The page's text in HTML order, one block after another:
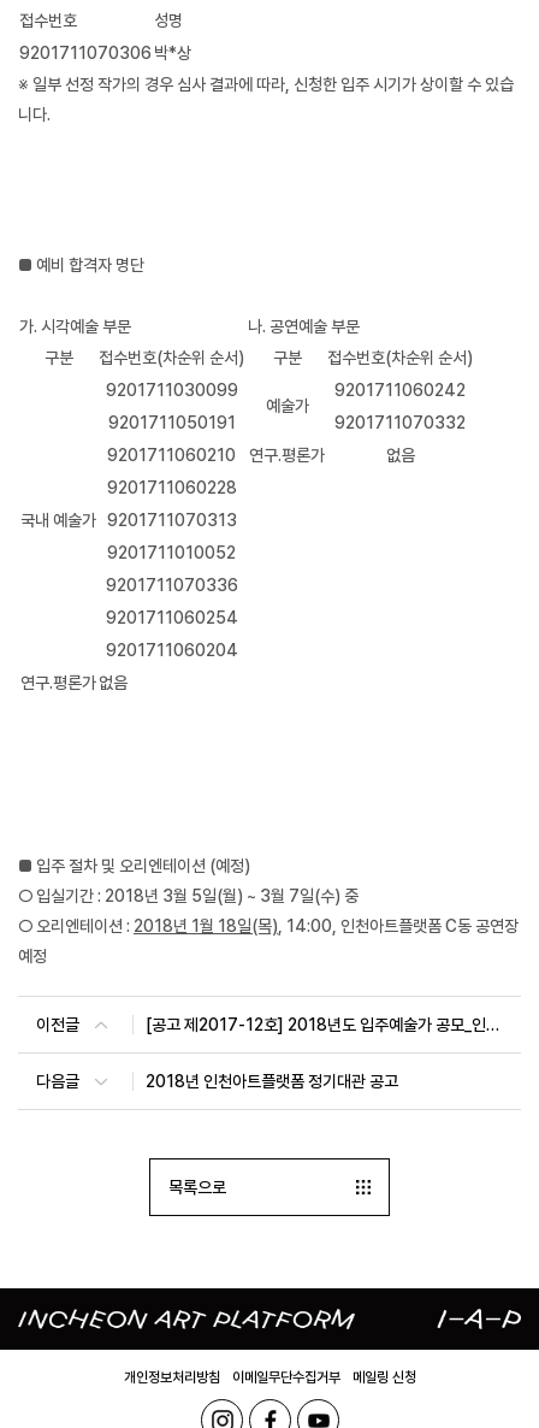
접수번호
성명
9201711070306 박*상
※ 일부 선정 작가의 경우 심사 결과에 따라, 신청한 입주 시기가 상이할 수 있습
니다.
■ 예비 합격자 명단
가. 시각예술 부문
구분
접수번호(차순위 순서)
국내 예술가
9201711030099
9201711050191
9201711060210
9201711060228
9201711070313
9201711010052
9201711070336
9201711060254
9201711060204
연구․평론가없음
나. 공연예술 부문
구분
접수번호(차순위 순서)
예술가
9201711060242
9201711070332
연구․평론가
없음
■ 입주 절차 및 오리엔테이션 (예정)
○ 입실기간 : 2018년 3월 5일(월) ~ 3월 7일(수) 중
○ 오리엔테이션 : 2018년 1월 18일(목) , 14:00, 인천아트플랫폼 C동 공연장
예정
이전글 [공고 제2017-12호] 2018년도 입주예술가 공모_인터뷰 심사 대상자 공고
다음글 2018년 인천아트플랫폼 정기대관 공고
목록으로
개인정보처리방침 이메일무단수집거부 메일링 신청